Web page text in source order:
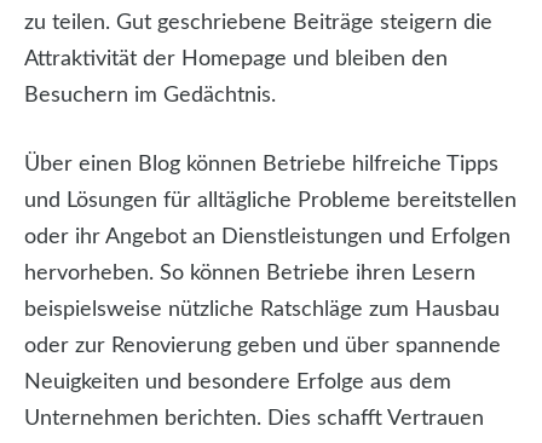
zu teilen. Gut geschriebene Beiträge steigern die
Attraktivität der Homepage und bleiben den
Besuchern im Gedächtnis.
Über einen Blog können Betriebe hilfreiche Tipps
und Lösungen für alltägliche Probleme bereitstellen
oder ihr Angebot an Dienstleistungen und Erfolgen
hervorheben. So können Betriebe ihren Lesern
beispielsweise nützliche Ratschläge zum Hausbau
oder zur Renovierung geben und über spannende
Neuigkeiten und besondere Erfolge aus dem
Unternehmen berichten. Dies schafft Vertrauen